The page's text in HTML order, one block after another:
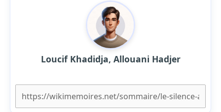
Loucif Khadidja, Allouani Hadjer